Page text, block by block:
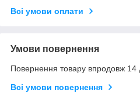
Всі умови оплати
Умови повернення
Повернення товару впродовж 14
Всі умови повернення